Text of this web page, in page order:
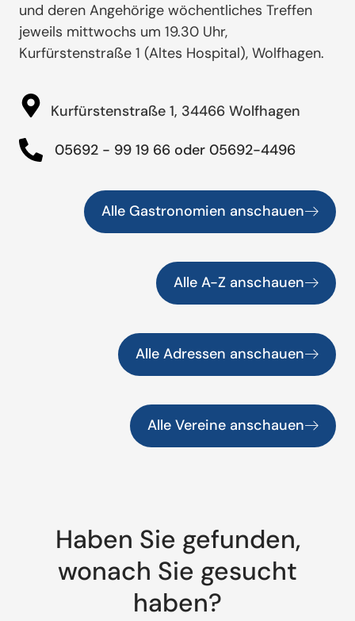
und deren Angehörige wöchentliches Treffen
jeweils mittwochs um 19.30 Uhr,
Kurfürstenstraße 1 (Altes Hospital), Wolfhagen.
Kurfürstenstraße 1, 34466 Wolfhagen
05692 - 99 19 66 oder 05692-4496
Alle Gastronomien anschauen
Alle A-Z anschauen
Alle Adressen anschauen
Alle Vereine anschauen
Haben Sie gefunden,
wonach Sie gesucht
haben?